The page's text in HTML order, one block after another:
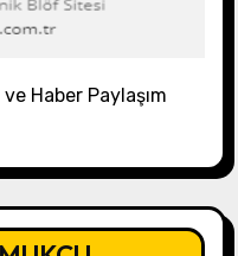
Haber Paylaşım